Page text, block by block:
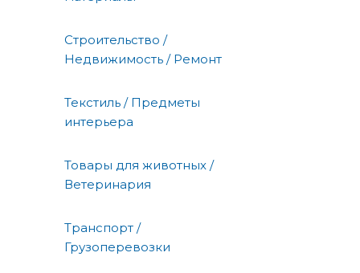
Строительство /
Недвижимость / Ремонт
Текстиль / Предметы
интерьера
Товары для животных /
Ветеринария
Транспорт /
Грузоперевозки